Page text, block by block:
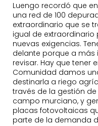
Luengo recordó que
una red de 100
extraordinario que se
igual de
nuevas exigencias.
delante porque a más
revisar. Hay que tener
Comunidad damos
destinarla a riego
través de la gestión
campo murciano, y
placas fotovoltaicas
parte de la demanda